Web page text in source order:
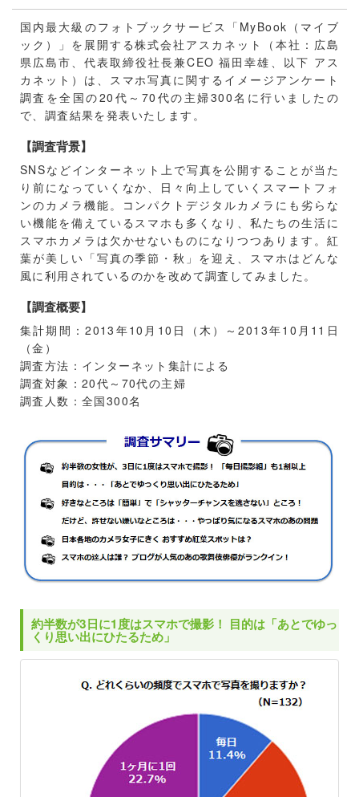
国内最大級のフォトブックサービス「MyBook（マイブ
ック）」を展開する株式会社アスカネット（本社：広島
県広島市、代表取締役社長兼CEO 福田幸雄、以下 アス
カネット）は、スマホ写真に関するイメージアンケート
調査を全国の20代～70代の主婦300名に行いましたの
で、調査結果を発表いたします。
【調査背景】
SNSなどインターネット上で写真を公開することが当た
り前になっていくなか、日々向上していくスマートフォ
ンのカメラ機能。コンパクトデジタルカメラにも劣らな
い機能を備えているスマホも多くなり、私たちの生活に
スマホカメラは欠かせないものになりつつあります。紅
葉が美しい「写真の季節・秋」を迎え、スマホはどんな
風に利用されているのかを改めて調査してみました。
【調査概要】
集計期間：2013年10月10日（木）～2013年10月11日
（金）
調査方法：インターネット集計による
調査対象：20代～70代の主婦
調査人数：全国300名
約半数が3日に1度はスマホで撮影！ 目的は「あとでゆっ
くり思い出にひたるため」